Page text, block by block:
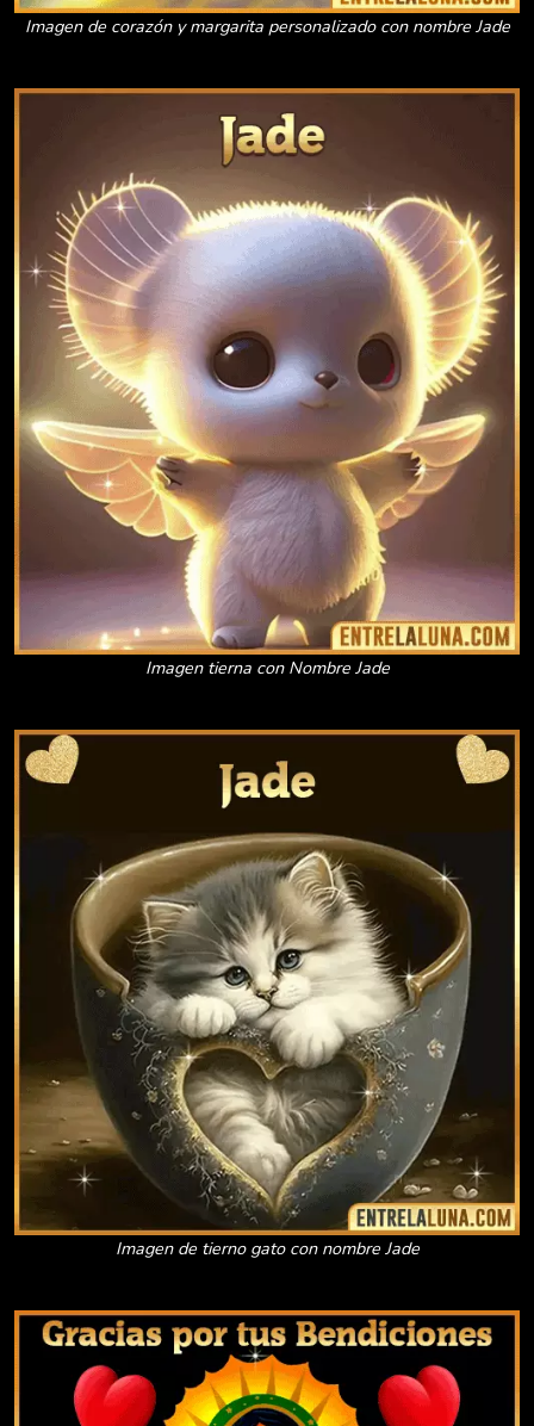
Imagen de corazón y margarita personalizado con nombre Jade
Imagen tierna con Nombre Jade
Imagen de tierno gato con nombre Jade